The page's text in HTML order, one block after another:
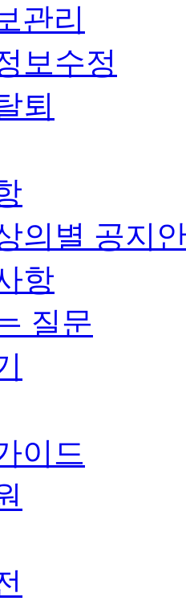
관리
보수정
퇴
의별 공지
항
질문
이드